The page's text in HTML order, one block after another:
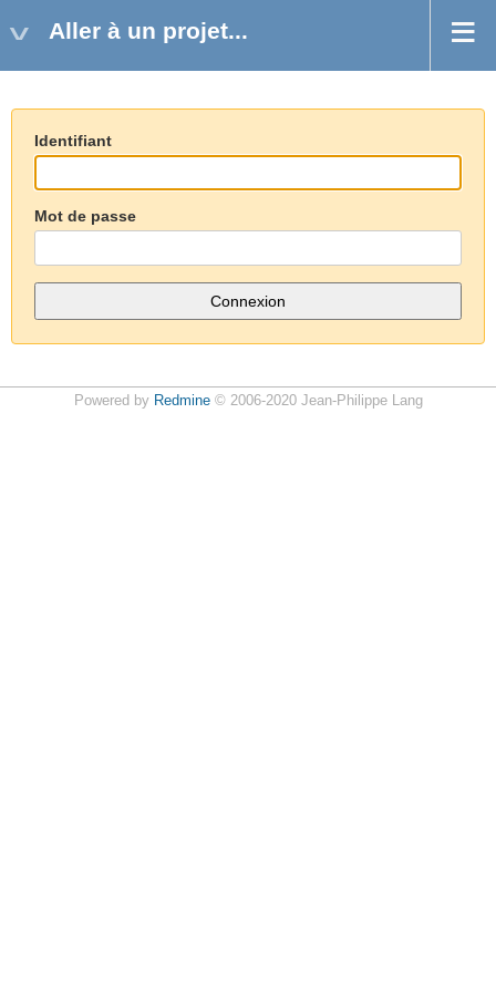
Aller à un projet...
Identifiant
Mot de passe
Powered by Redmine© 2006-2020 Jean-Philippe Lang